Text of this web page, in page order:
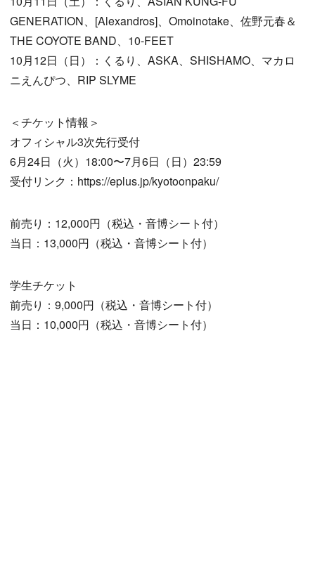
GENERATION、[Alexandros]、Omoinotake、佐野元春＆
THE COYOTE BAND、10-FEET
10月12日（日）：くるり、ASKA、SHISHAMO、マカロ
ニえんぴつ、RIP SLYME
＜チケット情報＞
オフィシャル3次先行受付
6月24日（火）18:00〜7月6日（日）23:59
受付リンク：https://eplus.jp/kyotoonpaku/
前売り：12,000円（税込・音博シート付）
当日：13,000円（税込・音博シート付）
学生チケット
前売り：9,000円（税込・音博シート付）
当日：10,000円（税込・音博シート付）